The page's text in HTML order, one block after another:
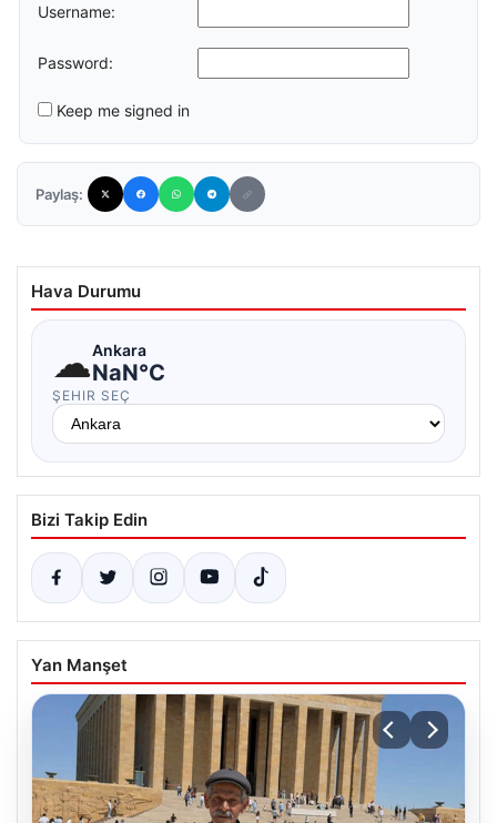
Username:
Password:
Keep me signed in
Paylaş:
Hava Durumu
☁Ankara
NaN°C
ŞEHIR SEÇ
Bizi Takip Edin
Yan Manşet